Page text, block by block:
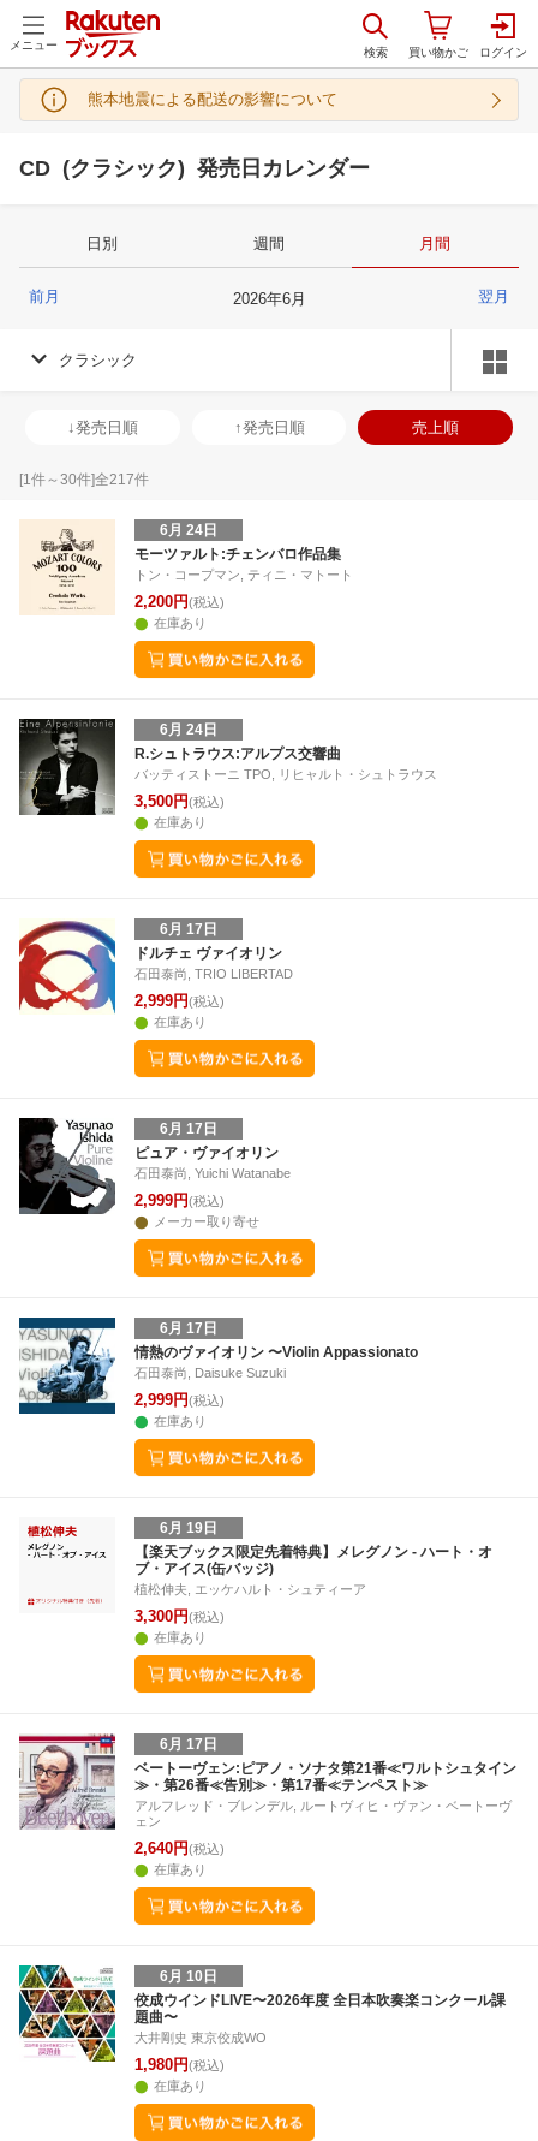
メニュー
熊本地震による配送の影響について
CD (クラシック) 発売日カレンダー
日別 週間 月間
2026年6月
前月 翌月
クラシック
↓発売日順 ↑発売日順 売上順
[1件～30件]全217件
6月 24日
モーツァルト:チェンバロ作品集
トン・コープマン, ティニ・マトート
2,200円(税込)
在庫あり
6月 24日
R.シュトラウス:アルプス交響曲
バッティストーニ TPO, リヒャルト・シュトラウス
3,500円(税込)
在庫あり
6月 17日
ドルチェ ヴァイオリン
石田泰尚, TRIO LIBERTAD
2,999円(税込)
在庫あり
6月 17日
ピュア・ヴァイオリン
石田泰尚, Yuichi Watanabe
2,999円(税込)
メーカー取り寄せ
6月 17日
情熱のヴァイオリン 〜Violin Appassionato
石田泰尚, Daisuke Suzuki
2,999円(税込)
在庫あり
6月 19日
【楽天ブックス限定先着特典】メレグノン - ハート・オ
ブ・アイス(缶バッジ)
植松伸夫, エッケハルト・シュティーア
3,300円(税込)
在庫あり
6月 17日
ベートーヴェン:ピアノ・ソナタ第21番≪ワルトシュタイン
≫・第26番≪告別≫・第17番≪テンペスト≫
アルフレッド・ブレンデル, ルートヴィヒ・ヴァン・ベートーヴ
ェン
2,640円(税込)
在庫あり
6月 10日
佼成ウインドLIVE〜2026年度 全日本吹奏楽コンクール課
題曲〜
大井剛史 東京佼成WO
1,980円(税込)
在庫あり